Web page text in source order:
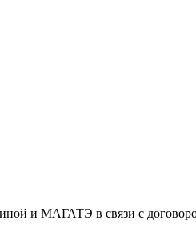
и МАГАТЭ в связи с